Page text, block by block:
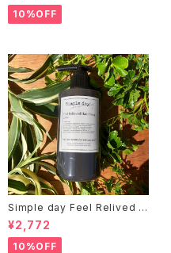
10%OFF
Simple day Feel Relived H
and Soap ありのままの一日
¥2,772
10%OFF